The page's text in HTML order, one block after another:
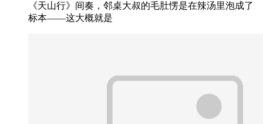
《天山行》间奏，邻桌大叔的毛肚愣是在辣汤里泡成了
标本——这大概就是